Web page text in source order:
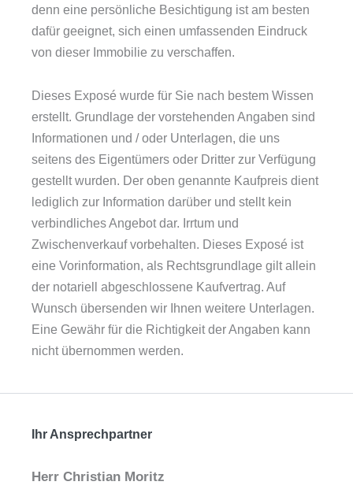
denn eine persönliche Besichtigung ist am besten
dafür geeignet, sich einen umfassenden Eindruck
von dieser Immobilie zu verschaffen.
Dieses Exposé wurde für Sie nach bestem Wissen
erstellt. Grundlage der vorstehenden Angaben sind
Informationen und / oder Unterlagen, die uns
seitens des Eigentümers oder Dritter zur Verfügung
gestellt wurden. Der oben genannte Kaufpreis dient
lediglich zur Information darüber und stellt kein
verbindliches Angebot dar. Irrtum und
Zwischenverkauf vorbehalten. Dieses Exposé ist
eine Vorinformation, als Rechtsgrundlage gilt allein
der notariell abgeschlossene Kaufvertrag. Auf
Wunsch übersenden wir Ihnen weitere Unterlagen.
Eine Gewähr für die Richtigkeit der Angaben kann
nicht übernommen werden.
Ihr Ansprechpartner
Herr Christian Moritz